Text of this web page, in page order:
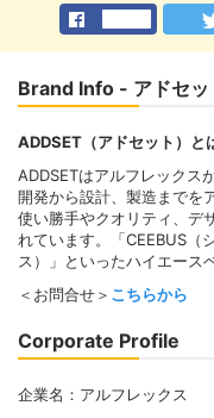
Brand Info - アドセッ
ADDSET（アドセット）と
ADDSETはアルフレックス
開発から設計、製造までを
使い勝手やクオリティ、デ
れています。「CEEBUS（
ス）」といったハイエース
＜お問合せ＞ こちらから
Corporate Profile
企業名：アルフレックス